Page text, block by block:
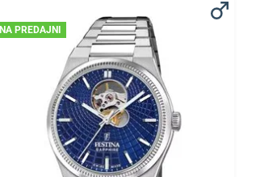
NA PREDAJNI